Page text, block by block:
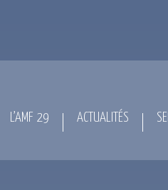
L’AMF 29 ACTUALITÉS